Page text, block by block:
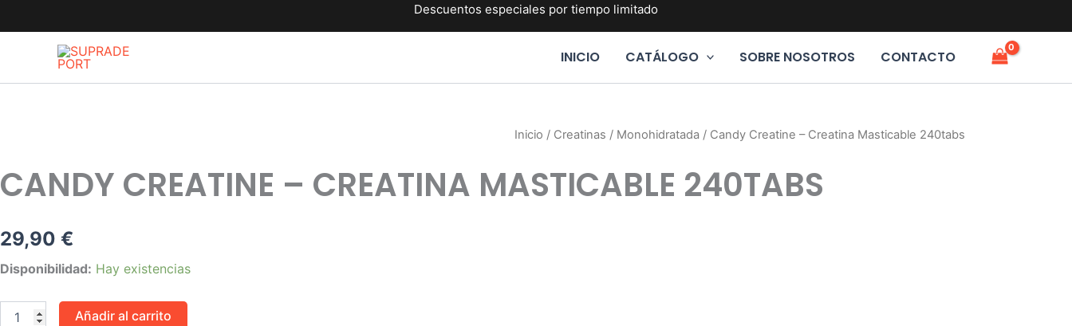
al
contenido
Descuentos especiales por tiempo limitado
INICIO CATÁLOGO SOBRE NOSOTROS CONTACTO
Inicio / Creatinas / Monohidratada / Candy Creatine – Creatina Masticable 240tabs
CANDY CREATINE – CREATINA MASTICABLE 240TABS
29,90 €
Disponibilidad: Hay existencias
Candy
Creatine
Creatina
Añadir al carrito